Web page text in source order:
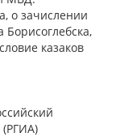
о зачислении
казаков
(РГИА)